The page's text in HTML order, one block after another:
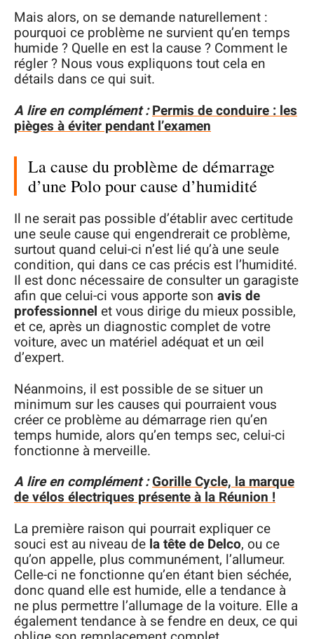
Mais alors, on se demande naturellement :
pourquoi ce problème ne survient qu’en temps
humide ? Quelle en est la cause ? Comment le
régler ? Nous vous expliquons tout cela en
détails dans ce qui suit.
A lire en complément : Permis de conduire : les
pièges à éviter pendant l’examen
La cause du problème de démarrage
d’une Polo pour cause d’humidité
Il ne serait pas possible d’établir avec certitude
une seule cause qui engendrerait ce problème,
surtout quand celui-ci n’est lié qu’à une seule
condition, qui dans ce cas précis est l’humidité.
Il est donc nécessaire de consulter un garagiste
afin que celui-ci vous apporte son avis de
professionnel et vous dirige du mieux possible,
et ce, après un diagnostic complet de votre
voiture, avec un matériel adéquat et un œil
d’expert.
Néanmoins, il est possible de se situer un
minimum sur les causes qui pourraient vous
créer ce problème au démarrage rien qu’en
temps humide, alors qu’en temps sec, celui-ci
fonctionne à merveille.
A lire en complément :Gorille Cycle, la marque
de vélos électriques présente à la Réunion !
La première raison qui pourrait expliquer ce
souci est au niveau de la tête de Delco, ou ce
qu’on appelle, plus communément, l’allumeur.
Celle-ci ne fonctionne qu’en étant bien séchée,
donc quand elle est humide, elle a tendance à
ne plus permettre l’allumage de la voiture. Elle a
également tendance à se fendre en deux, ce qui